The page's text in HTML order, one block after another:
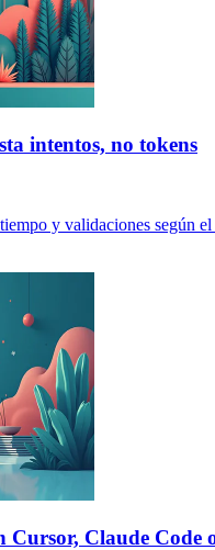
intentos, no tokens
y validaciones según
Cursor, Claude Code